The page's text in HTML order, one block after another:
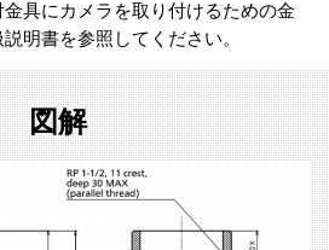
具にカメラを取り付けるための金
明書を参照してください。
図解